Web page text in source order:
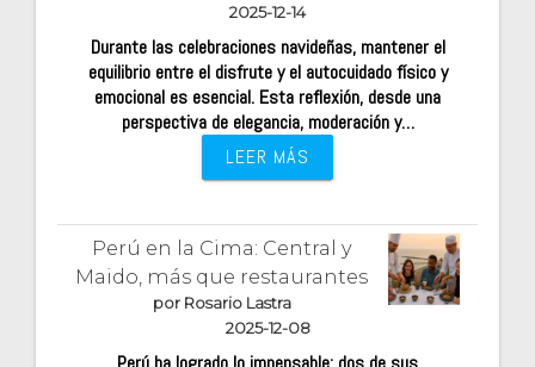
2025-12-14
Durante las celebraciones navideñas, mantener el
equilibrio entre el disfrute y el autocuidado físico y
emocional es esencial. Esta reflexión, desde una
perspectiva de elegancia, moderación y…
LEER MÁS
Perú en la Cima: Central y
Maido, más que restaurantes
por Rosario Lastra
2025-12-08